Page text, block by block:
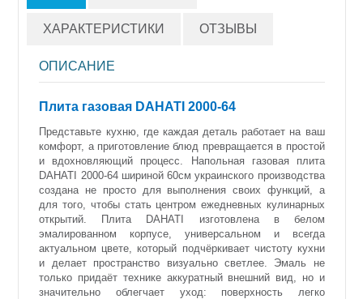
ХАРАКТЕРИСТИКИ ОТЗЫВЫ
ОПИСАНИЕ
Плита газовая DAHATI 2000-64
Представьте кухню, где каждая деталь работает на ваш
комфорт, а приготовление блюд превращается в простой
и вдохновляющий процесс. Напольная газовая плита
DAHATI 2000-64 шириной 60см украинского производства
создана не просто для выполнения своих функций, а
для того, чтобы стать центром ежедневных кулинарных
открытий. Плита DAHATI изготовлена в белом
эмалированном корпусе, универсальном и всегда
актуальном цвете, который подчёркивает чистоту кухни
и делает пространство визуально светлее. Эмаль не
только придаёт технике аккуратный внешний вид, но и
значительно облегчает уход: поверхность легко